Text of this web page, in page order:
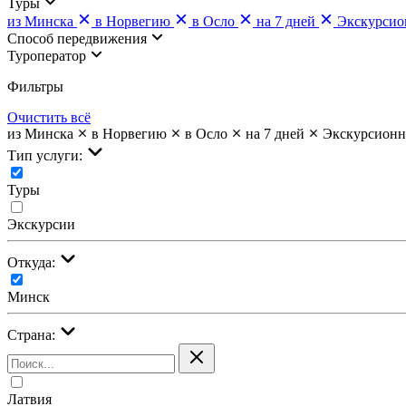
из Минска
в Норвегию в Осло на 7 дней
Cпособ передвижения
Туроператор
Фильтры
Очистить всё
из Минска
в Норвегию в Осло на 7 дней
Тип услуги:
Туры
Экскурсии
Откуда:
Минск
Страна:
Латвия